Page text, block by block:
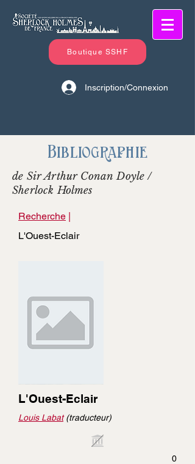
Boutique SSHF
Inscription/Connexion
Bibliographie
de Sir Arthur Conan Doyle /
Sherlock Holmes
Recherche |
L'Ouest-Eclair
L'Ouest-Eclair
Louis Labat(traducteur)
0